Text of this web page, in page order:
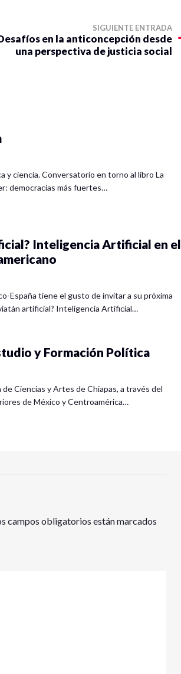
SIGUIENTE ENTRADA
en la anticoncepción desde
una perspectiva de justicia social
y ciencia. Conversatorio en torno al libro La
democracias más fuertes…
Inteligencia Artificial en el
España tiene el gusto de invitar a su próxima
artificial? Inteligencia Artificial…
y Formación Política
Ciencias y Artes de Chiapas, a través del
de México y Centroamérica…
campos obligatorios están marcados